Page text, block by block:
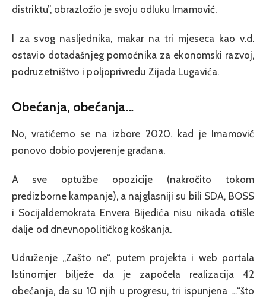
distriktu”, obrazložio je svoju odluku Imamović.
I za svog nasljednika, makar na tri mjeseca kao v.d.
ostavio dotadašnjeg pomoćnika za ekonomski razvoj,
podruzetništvo i poljoprivredu Zijada Lugavića.
Obećanja, obećanja…
No, vratićemo se na izbore 2020. kad je Imamović
ponovo dobio povjerenje građana.
A sve optužbe opozicije (nakročito tokom
predizborne kampanje), a najglasniji su bili SDA, BOSS
i Socijaldemokrata Envera Bijedića nisu nikada otišle
dalje od dnevnopolitičkog koškanja.
Udruženje „Zašto ne“, putem projekta i web portala
Istinomjer bilježe da je započela realizacija 42
obećanja, da su 10 njih u progresu, tri ispunjena …“što